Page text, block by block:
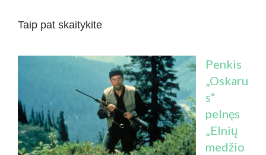
Taip pat skaitykite
Penkis
„Oskaru
s“
pelnęs
„Elnių
medžio